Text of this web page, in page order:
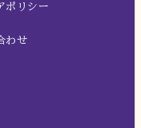
ポリシー
わせ